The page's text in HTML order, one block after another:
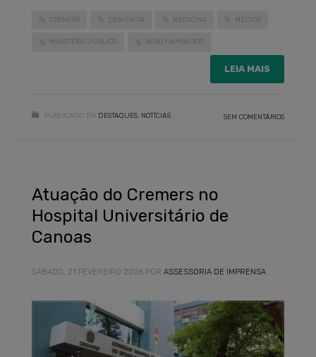
CREMERS DENÚNCIA MEDICINA MÉDICO
MINISTÉRIO PÚBLICO NOVO HAMBURGO
LEIA MAIS
PUBLICADO EM DESTAQUES NOTÍCIAS SEM COMENTÁRIOS
Atuação do Cremers no
Hospital Universitário de
Canoas
SÁBADO, 21 FEVEREIRO 2026 POR ASSESSORIA DE IMPRENSA